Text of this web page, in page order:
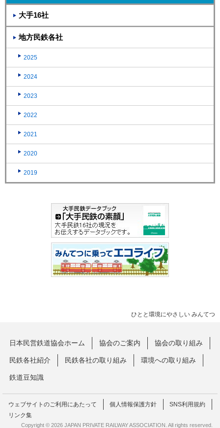
大手16社
地方民鉄各社
2025
2024
2023
2022
2021
2020
2019
ひとと環境にやさしい みんてつ
日本民営鉄道協会ホーム 協会のご案内 協会の取り組み
民鉄各社紹介 民鉄各社の取り組み 環境への取り組み
鉄道豆知識
ウェブサイトのご利用にあたって 個人情報保護方針
SNS利用規約
リンク集
Copyright © 2026 JAPAN PRIVATE RAILWAY ASSOCIATION. All rights reserved.